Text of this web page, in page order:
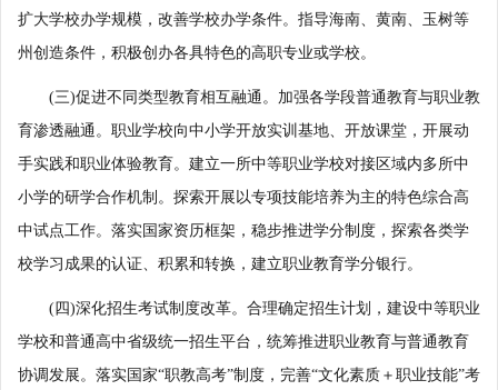
扩大学校办学规模，改善学校办学条件。指导海南、黄南、玉树等
州创造条件，积极创办各具特色的高职专业或学校。
(三)促进不同类型教育相互融通。加强各学段普通教育与职业教
育渗透融通。职业学校向中小学开放实训基地、开放课堂，开展动
手实践和职业体验教育。建立一所中等职业学校对接区域内多所中
小学的研学合作机制。探索开展以专项技能培养为主的特色综合高
中试点工作。落实国家资历框架，稳步推进学分制度，探索各类学
校学习成果的认证、积累和转换，建立职业教育学分银行。
(四)深化招生考试制度改革。合理确定招生计划，建设中等职业
学校和普通高中省级统一招生平台，统筹推进职业教育与普通教育
协调发展。落实国家“职教高考”制度，完善“文化素质＋职业技能”考